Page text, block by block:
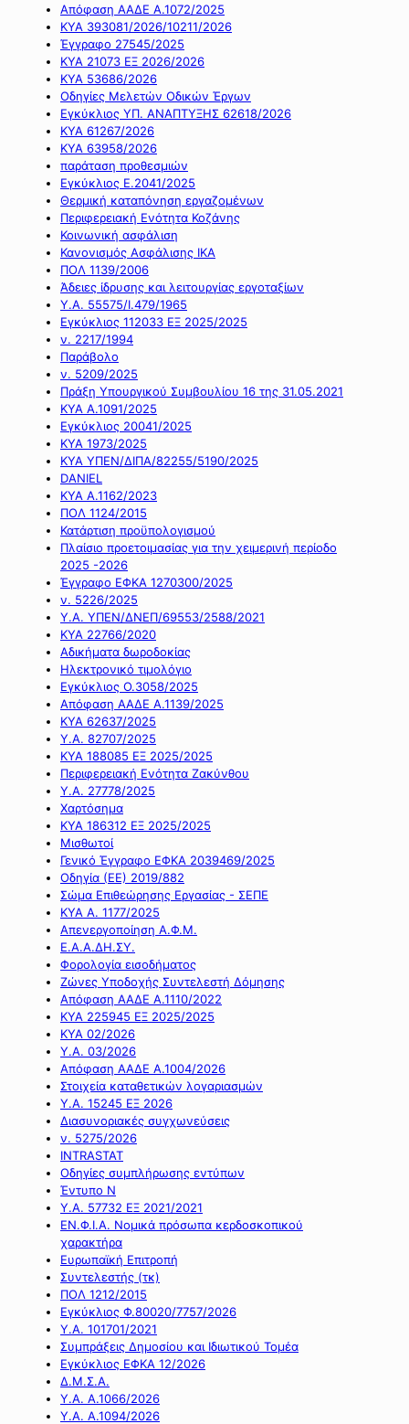
Απόφαση ΑΑΔΕ Α.1072/2025
ΚΥΑ 393081/2026/10211/2026
Έγγραφο 27545/2025
ΚΥΑ 21073 ΕΞ 2026/2026
ΚΥΑ 53686/2026
Οδηγίες Μελετών Οδικών Έργων
Εγκύκλιος ΥΠ. ΑΝΑΠΤΥΞΗΣ 62618/2026
ΚΥΑ 61267/2026
ΚΥΑ 63958/2026
παράταση προθεσμιών
Εγκύκλιος Ε.2041/2025
Θερμική καταπόνηση εργαζομένων
Περιφερειακή Ενότητα Κοζάνης
Κοινωνική ασφάλιση
Κανονισμός Ασφάλισης ΙΚΑ
ΠΟΛ 1139/2006
Άδειες ίδρυσης και λειτουργίας εργοταξίων
Υ.Α. 55575/Ι.479/1965
Εγκύκλιος 112033 ΕΞ 2025/2025
ν. 2217/1994
Παράβολο
ν. 5209/2025
Πράξη Υπουργικού Συμβουλίου 16 της 31.05.2021
ΚΥΑ Α.1091/2025
Εγκύκλιος 20041/2025
ΚΥΑ 1973/2025
ΚΥΑ ΥΠΕΝ/ΔΙΠΑ/82255/5190/2025
DANIEL
ΚΥΑ Α.1162/2023
ΠΟΛ 1124/2015
Κατάρτιση προϋπολογισμού
Πλαίσιο προετοιμασίας για την χειμερινή περίοδο
2025 -2026
Έγγραφο ΕΦΚΑ 1270300/2025
ν. 5226/2025
Υ.Α. ΥΠΕΝ/ΔΝΕΠ/69553/2588/2021
ΚΥΑ 22766/2020
Αδικήματα δωροδοκίας
Ηλεκτρονικό τιμολόγιο
Εγκύκλιος Ο.3058/2025
Απόφαση ΑΑΔΕ Α.1139/2025
ΚΥΑ 62637/2025
Υ.Α. 82707/2025
ΚΥΑ 188085 ΕΞ 2025/2025
Περιφερειακή Ενότητα Ζακύνθου
Υ.Α. 27778/2025
Χαρτόσημα
ΚΥΑ 186312 ΕΞ 2025/2025
Μισθωτοί
Γενικό Έγγραφο ΕΦΚΑ 2039469/2025
Οδηγία (ΕΕ) 2019/882
Σώμα Επιθεώρησης Εργασίας - ΣΕΠΕ
ΚΥΑ Α. 1177/2025
Απενεργοποίηση Α.Φ.Μ.
Ε.Α.Α.ΔΗ.ΣΥ.
Φορολογία εισοδήματος
Ζώνες Υποδοχής Συντελεστή Δόμησης
Απόφαση ΑΑΔΕ Α.1110/2022
ΚΥΑ 225945 ΕΞ 2025/2025
ΚΥΑ 02/2026
Υ.Α. 03/2026
Απόφαση ΑΑΔΕ Α.1004/2026
Στοιχεία καταθετικών λογαριασμών
Υ.Α. 15245 ΕΞ 2026
Διασυνοριακές συγχωνεύσεις
ν. 5275/2026
INTRASTAT
Οδηγίες συμπλήρωσης εντύπων
Έντυπο Ν
Υ.Α. 57732 ΕΞ 2021/2021
ΕΝ.Φ.Ι.Α. Νομικά πρόσωπα κερδοσκοπικού
χαρακτήρα
Ευρωπαϊκή Επιτροπή
Συντελεστής (τκ)
ΠΟΛ 1212/2015
Εγκύκλιος Φ.80020/7757/2026
Υ.Α. 101701/2021
Συμπράξεις Δημοσίου και Ιδιωτικού Τομέα
Εγκύκλιος ΕΦΚΑ 12/2026
Δ.Μ.Σ.Α.
Υ.Α. Α.1066/2026
Υ.Α. Α.1094/2026